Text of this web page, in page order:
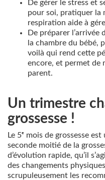
De gérer le stress et
pour soi, pratiquer la
respiration aide à
De préparer l’arrivée
la chambre du bébé,
voilà qui rend cette
encore, et permet de
parent.
Un trimestre
grossesse !
Le 5ᵉ mois de grossesse
seconde moitié de la
d’évolution rapide, qu’il
des changements
scrupuleusement les